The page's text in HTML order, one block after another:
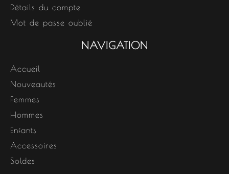
Détails du compte
Mot de passe oublié
NAVIGATION
Accueil
Nouveautés
Femmes
Hommes
Enfants
Accessoires
Soldes